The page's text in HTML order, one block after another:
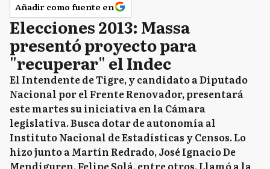
Añadir como fuente en
Elecciones 2013: Massa
presentó proyecto para
"recuperar" el Indec
El Intendente de Tigre, y candidato a Diputado
Nacional por el Frente Renovador, presentará
este martes su iniciativa en la Cámara
legislativa. Busca dotar de autonomía al
Instituto Nacional de Estadísticas y Censos. Lo
hizo junto a Martín Redrado, José Ignacio De
Mendiguren, Felipe Solá, entre otros. Llamó a la